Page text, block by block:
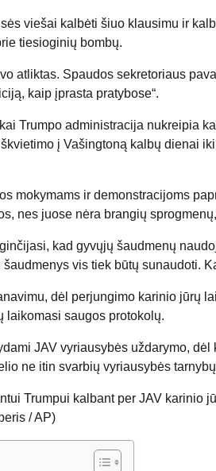
viešai kalbėti šiuo klausimu ir
tiesioginių bombų.
atliktas. Spaudos sekretoriaus
kaip įprasta pratybose“.
Trumpo administracija nukreipia
į Vašingtoną kalbų dienai
mokymams ir demonstracijoms
nes juose nėra brangių
kad gyvųjų šaudmenų
vis tiek būtų sunaudoti.
dėl perjungimo karinio jūrų
laikomasi saugos protokolų.
JAV vyriausybės uždarymo,
ne itin svarbių vyriausybės
Trumpui kalbant per JAV karinio
/ AP)